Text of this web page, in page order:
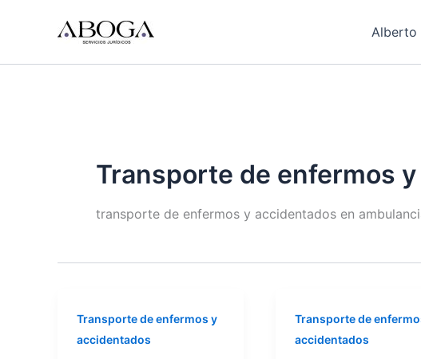
Alberto
Transporte de enfermos
transporte de enfermos y accidentados en
Transporte de enfermos y
accidentados
Transporte de
accidentados